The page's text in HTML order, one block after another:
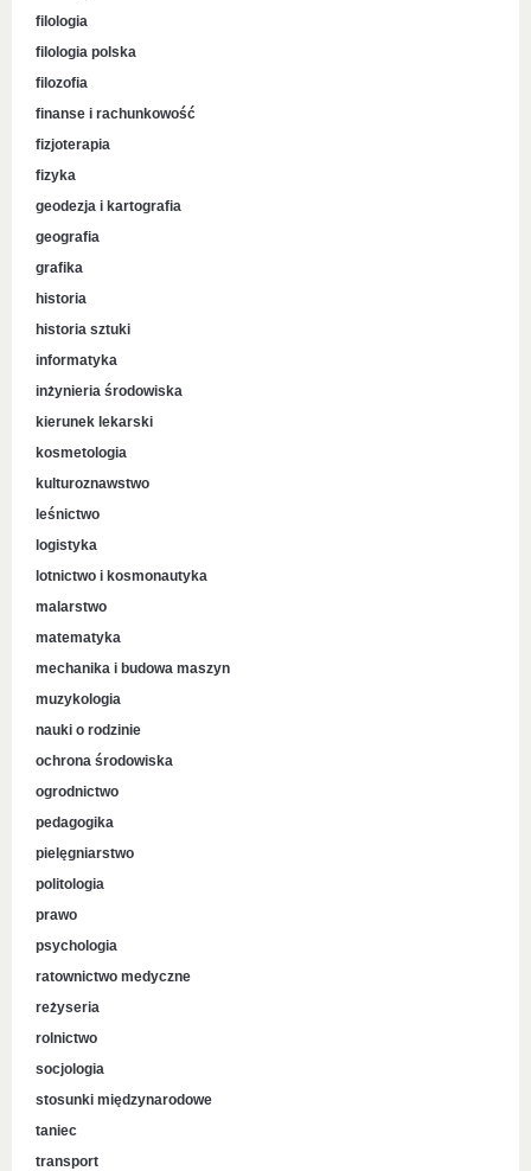
filologia
filologia polska
filozofia
finanse i rachunkowość
fizjoterapia
fizyka
geodezja i kartografia
geografia
grafika
historia
historia sztuki
informatyka
inżynieria środowiska
kierunek lekarski
kosmetologia
kulturoznawstwo
leśnictwo
logistyka
lotnictwo i kosmonautyka
malarstwo
matematyka
mechanika i budowa maszyn
muzykologia
nauki o rodzinie
ochrona środowiska
ogrodnictwo
pedagogika
pielęgniarstwo
politologia
prawo
psychologia
ratownictwo medyczne
reżyseria
rolnictwo
socjologia
stosunki międzynarodowe
taniec
transport